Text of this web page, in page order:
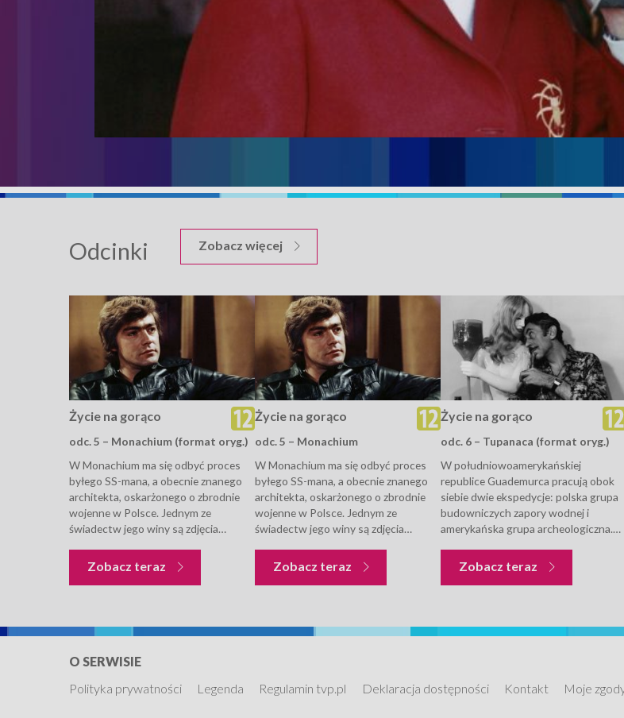
Odcinki Zobacz więcej odcinków Życie na gorąco
Życie na gorąco
odc. 5 – Monachium (format oryg.)
W Monachium ma się odbyć proces
byłego SS-mana, a obecnie znanego
architekta, oskarżonego o zbrodnie
wojenne w Polsce. Jednym ze
świadectw jego winy są zdjęcia
zbrodni. Trzeba jednak odnaleźć
negatywy lub autora zdjęć.
Zobacz teraz Życie na gorąco
Życie na gorąco
odc. 5 – Monachium
W Monachium ma się odbyć proces
byłego SS-mana, a obecnie znanego
architekta, oskarżonego o zbrodnie
wojenne w Polsce. Jednym ze
świadectw jego winy są zdjęcia
zbrodni. Trzeba jednak odnaleźć
negatywy lub autora zdjęć.
Zobacz teraz Życie na gorąco
Życie na gorąco
odc. 6 – Tupanaca (format oryg.)
W południowoamerykańskiej
republice Guademurca pracują obok
siebie dwie ekspedycje: polska grupa
budowniczych zapory wodnej i
amerykańska grupa archeologiczna.
w rozwiązaniu konfliktu między nimi.
Ktoś jednak chce zapobiec tej
Zobacz teraz Życie na gorąco
O SERWISIE
Polityka prywatności
Legenda Regulamin tvp.pl Deklaracja dostępności Kontakt Moje